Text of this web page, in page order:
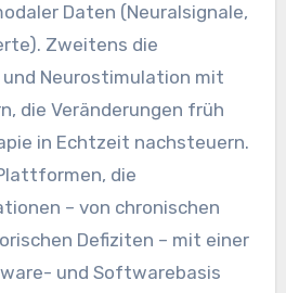
Daten (Neuralsignale,
Zweitens die
Neurostimulation mit
die Veränderungen früh
in Echtzeit nachsteuern.
die
– von chronischen
Defiziten – mit einer
und Softwarebasis